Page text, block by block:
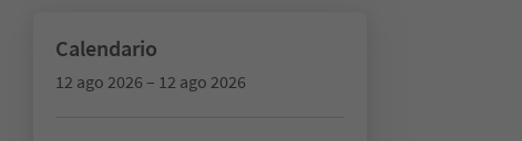
Calendario
12 ago 2026 – 12 ago 2026